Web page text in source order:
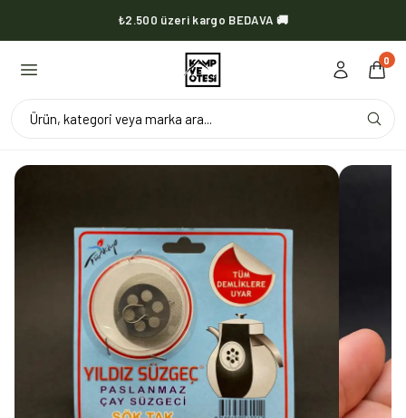
₺2.500 üzeri kargo BEDAVA 🚚
KVOX ürünlerinde kargo her zaman bedava 🔥
0
Ürün, kategori veya marka ara...